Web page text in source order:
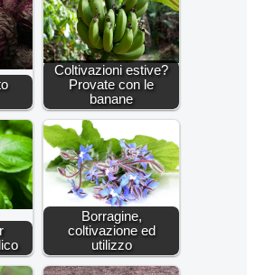
Coltivazioni estive?
Provate con le
banane
Borragine,
coltivazione ed
utilizzo